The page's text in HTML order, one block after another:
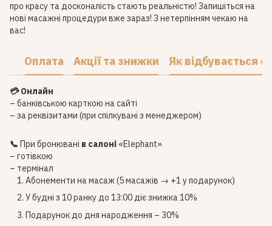
про красу та досконалість стають реальністю! Запишіться на
нові масажні процедури вже зараз! З нетерпінням чекаю на
вас!
Оплата Акції та знижки Як відбувається
💳 Онлайн
– банківською карткою на сайті
– за реквізитами (при спілкувані з менеджером)
📞 При бронювані в салоні «Elephant»
– готівкою
– термінал
Абонементи на масаж (5 масажів → +1 у подарунок)
У будні з 10 ранку до 13:00 діє знижка 10%
Подарунок до дня народження – 30%